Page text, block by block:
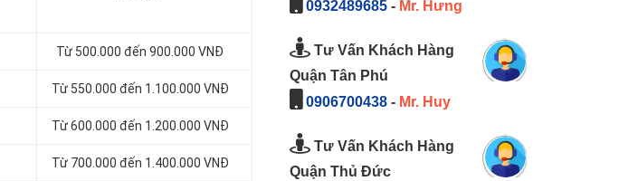
Từ 500.000 đến 900.000 VNĐ
Từ 550.000 đến 1.100.000 VNĐ
Từ 600.000 đến 1.200.000 VNĐ
Từ 700.000 đến 1.400.000 VNĐ
0932489685- Mr. Hưng
Tư Vấn Khách Hàng
Quận Tân Phú
0906700438- Mr. Huy
Tư Vấn Khách Hàng
Quận Thủ Đức